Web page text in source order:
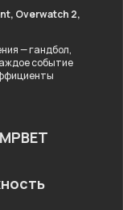
Overwatch 2,
— гандбол,
событие